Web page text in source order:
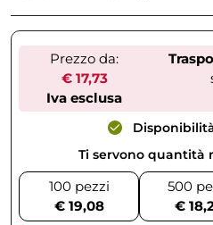
Prezzo da:
€ 17,73
Iva esclusa
Ti servono quantità
100 pezzi
€ 19,08
500
€